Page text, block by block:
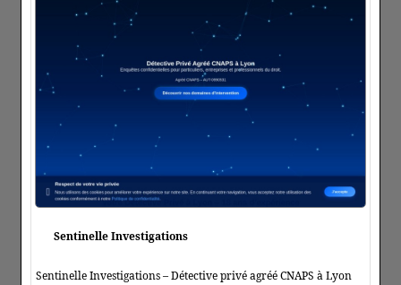
Sentinelle Investigations
Sentinelle Investigations – Détective privé agréé CNAPS à Lyon